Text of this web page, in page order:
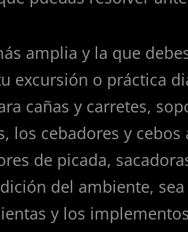
amplia y la que
excursión o práctica
cañas y carretes,
los cebadores y
de picada,
del ambiente,
y los